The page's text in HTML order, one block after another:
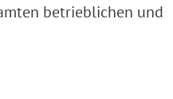
betrieblichen und